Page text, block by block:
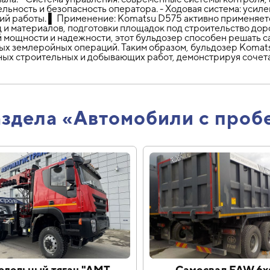
и безопасность оператора. - Ходовая система:
работы. ▌ Применение: Komatsu D575 активно
подготовки площадок под строительство
и надежности, этот бульдозер способен
землеройных операций. Таким образом, бульдозер
строительных и добывающих работ, демонстрируя
«Автомобили с